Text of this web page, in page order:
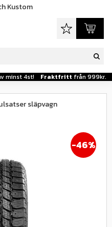
minst 4st! Fraktfritt från 999kr.
Kustom
Favoriter
släpvagn
46%